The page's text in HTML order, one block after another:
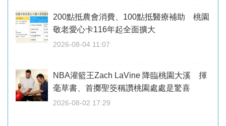
200點抵農會消費、100點抵醫療補助 桃園
敬老愛心卡116年起全面擴大
2026-08-04 11:07
NBA灌籃王Zach LaVine 降臨桃園大溪 揮
毫草書、首擲聖筊稱讚桃園處處是驚喜
2026-08-02 17:29